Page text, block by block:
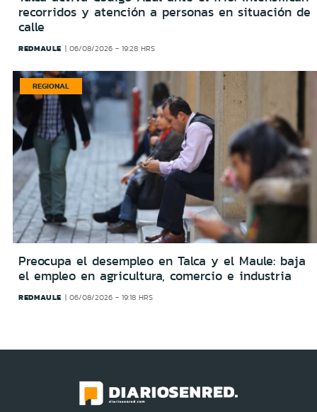
recorridos y atención a personas en situación de
calle
REDMAULE 06/08/2026 - 19:28 HRS
REGIONAL
Preocupa el desempleo en Talca y el Maule: baja
el empleo en agricultura, comercio e industria
REDMAULE 06/08/2026 - 19:18 HRS